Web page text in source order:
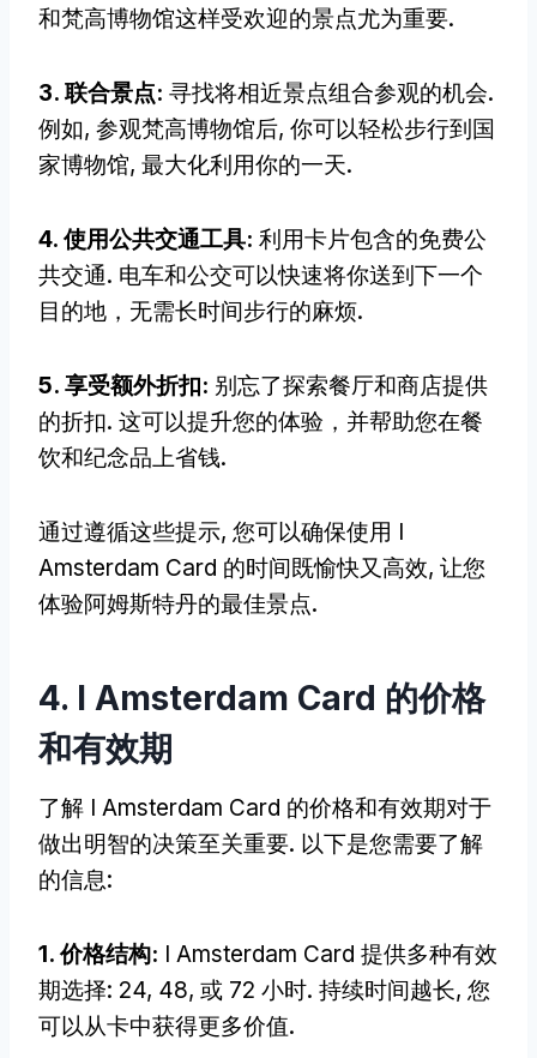
和梵高博物馆这样受欢迎的景点尤为重要.
3. 联合景点: 寻找将相近景点组合参观的机会.
例如, 参观梵高博物馆后, 你可以轻松步行到国
家博物馆, 最大化利用你的一天.
4. 使用公共交通工具: 利用卡片包含的免费公
共交通. 电车和公交可以快速将你送到下一个
目的地，无需长时间步行的麻烦.
5. 享受额外折扣: 别忘了探索餐厅和商店提供
的折扣. 这可以提升您的体验，并帮助您在餐
饮和纪念品上省钱.
通过遵循这些提示, 您可以确保使用 I
Amsterdam Card 的时间既愉快又高效, 让您
体验阿姆斯特丹的最佳景点.
4. I Amsterdam Card 的价格
和有效期
了解 I Amsterdam Card 的价格和有效期对于
做出明智的决策至关重要. 以下是您需要了解
的信息:
1. 价格结构: I Amsterdam Card 提供多种有效
期选择: 24, 48, 或 72 小时. 持续时间越长, 您
可以从卡中获得更多价值.